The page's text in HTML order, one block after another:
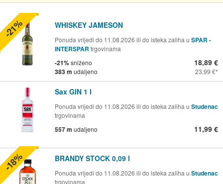
WHISKEY JAMESON
Ponuda vrijedi do 11.08.2026 ili do isteka zaliha u SPAR -
INTERSPAR trgovinama
-21%sniženo
383 m udaljeno
18,89 €
23,99 €
-21%
Sax GIN 1 l
Ponuda vrijedi do 11.08.2026 ili do isteka zaliha u Studenac
trgovinama
557 m udaljeno 11,99 €
BRANDY STOCK 0,09 l
Ponuda vrijedi do 11.08.2026 ili do isteka zaliha u Studenac
trgovinama
-18%